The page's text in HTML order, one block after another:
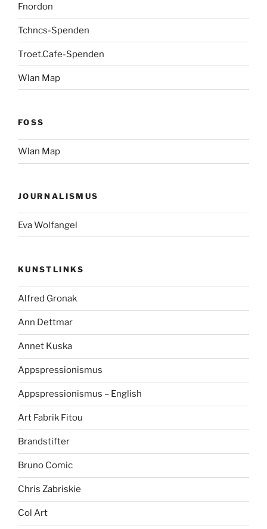
Fnordon
Tchncs-Spenden
Troet.Cafe-Spenden
Wlan Map
FOSS
Wlan Map
JOURNALISMUS
Eva Wolfangel
KUNSTLINKS
Alfred Gronak
Ann Dettmar
Annet Kuska
Appspressionismus
Appspressionismus – English
Art Fabrik Fitou
Brandstifter
Bruno Comic
Chris Zabriskie
Col Art